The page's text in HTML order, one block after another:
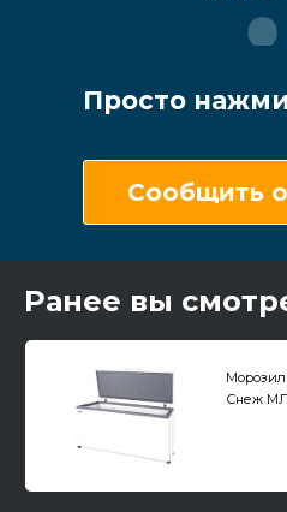
Просто
Сообщить
Ранее вы
Снеж